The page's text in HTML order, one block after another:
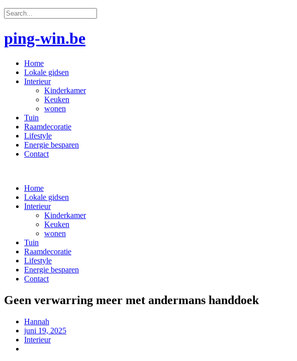
ping-win.be
Home
Lokale gidsen
Interieur
Kinderkamer
Keuken
wonen
Tuin
Raamdecoratie
Lifestyle
Energie besparen
Contact
Home
Lokale gidsen
Interieur
Kinderkamer
Keuken
wonen
Tuin
Raamdecoratie
Lifestyle
Energie besparen
Contact
Geen verwarring meer met andermans handdoek
Hannah
juni 19, 2025
Interieur